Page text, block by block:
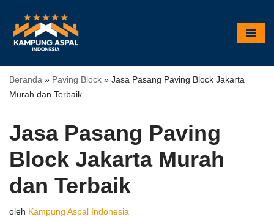
Lompat
ke
Beranda » Paving Block » Jasa Pasang Paving Block Jakarta
Murah dan Terbaik
Jasa Pasang Paving
Block Jakarta Murah
dan Terbaik
oleh Kampung Aspal Indonesia